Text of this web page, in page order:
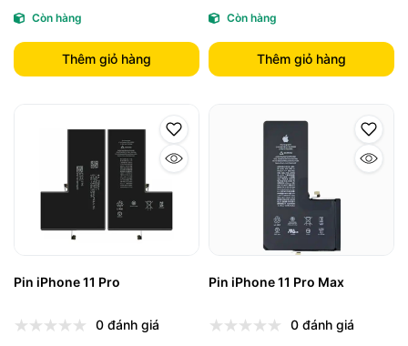
Còn hàng
Thêm giỏ hàng
Còn hàng
Thêm giỏ hàng
Pin iPhone 11 Pro
0 đánh giá
Pin iPhone 11 Pro Max
0 đánh giá